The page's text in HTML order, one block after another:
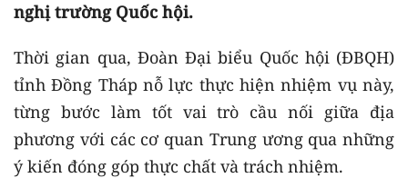
nghị trường Quốc hội.
Thời gian qua, Đoàn Đại biểu Quốc hội (ĐBQH)
tỉnh Đồng Tháp nỗ lực thực hiện nhiệm vụ này,
từng bước làm tốt vai trò cầu nối giữa địa
phương với các cơ quan Trung ương qua những
ý kiến đóng góp thực chất và trách nhiệm.